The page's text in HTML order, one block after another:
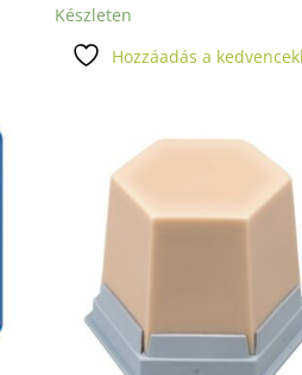
Készleten
Hozzáadás a